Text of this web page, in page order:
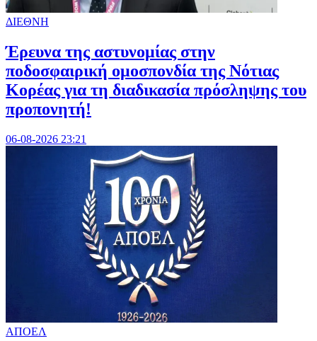
ΔΙΕΘΝΗ
Έρευνα της αστυνομίας στην
ποδοσφαιρική ομοσπονδία της Νότιας
Κορέας για τη διαδικασία πρόσληψης του
προπονητή!
06-08-2026 23:21
ΑΠΟΕΛ